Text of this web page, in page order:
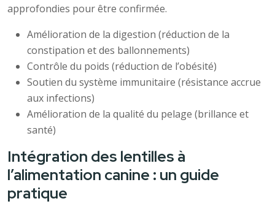
approfondies pour être confirmée.
Amélioration de la digestion (réduction de la
constipation et des ballonnements)
Contrôle du poids (réduction de l’obésité)
Soutien du système immunitaire (résistance accrue
aux infections)
Amélioration de la qualité du pelage (brillance et
santé)
Intégration des lentilles à
l’alimentation canine : un guide
pratique